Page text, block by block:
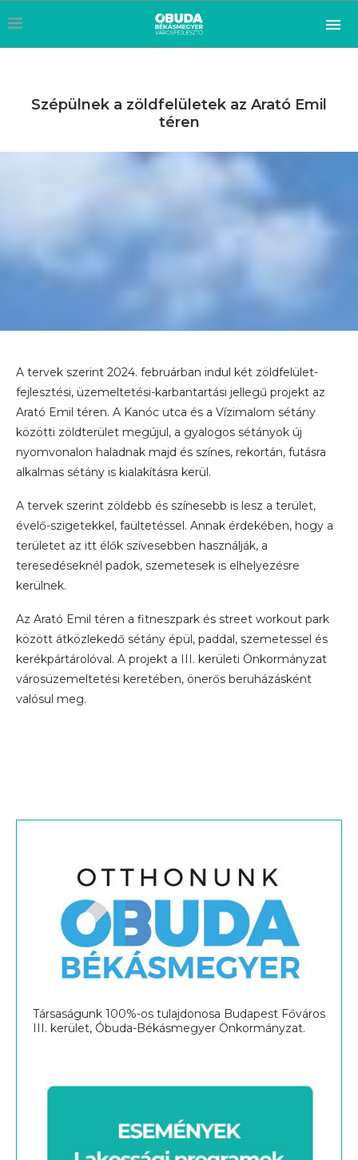
Szépülnek a zöldfelületek az Arató Emil
téren
A tervek szerint 2024. februárban indul két zöldfelület-
fejlesztési, üzemeltetési-karbantartási jellegű projekt az
Arató Emil téren. A Kanóc utca és a Vízimalom sétány
közötti zöldterület megújul, a gyalogos sétányok új
nyomvonalon haladnak majd és színes, rekortán, futásra
alkalmas sétány is kialakításra kerül.
A tervek szerint zöldebb és színesebb is lesz a terület,
évelő-szigetekkel, faültetéssel. Annak érdekében, hogy a
területet az itt élők szívesebben használják, a
teresedéseknél padok, szemetesek is elhelyezésre
kerülnek.
Az Arató Emil téren a fitneszpark és street workout park
között átközlekedő sétány épül, paddal, szemetessel és
kerékpártárolóval. A projekt a III. kerületi Önkormányzat
városüzemeltetési keretében, önerős beruházásként
valósul meg.
Társaságunk 100%-os tulajdonosa Budapest Főváros
III. kerület, Óbuda-Békásmegyer Önkormányzat.